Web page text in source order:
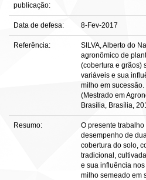
publicação:
Data de defesa: 8-Fev-2017
Referência:
SILVA, Alberto do
agronômico de
(cobertura e grãos)
variáveis e sua
milho em
(Mestrado em
Brasília, Brasília,
Resumo:
O presente
desempenho de
cobertura do solo,
tradicional,
e sua influência
milho semeado em